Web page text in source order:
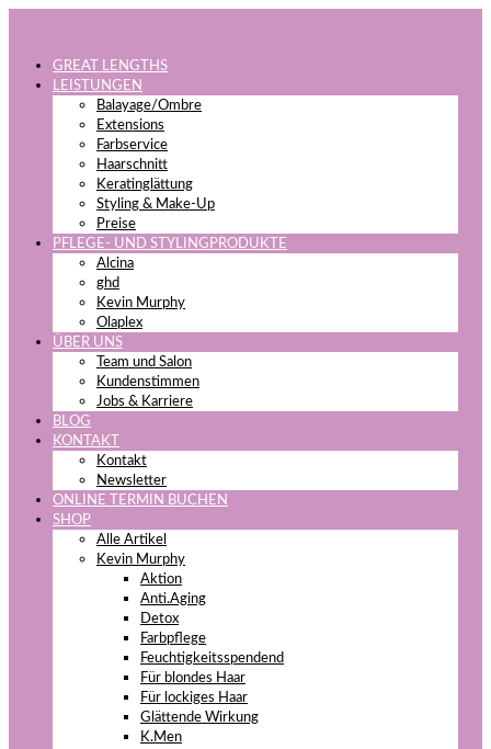
GREAT LENGTHS
LEISTUNGEN
Balayage/Ombre
Extensions
Farbservice
Haarschnitt
Keratinglättung
Styling & Make-Up
Preise
PFLEGE- UND STYLINGPRODUKTE
Alcina
ghd
Kevin Murphy
Olaplex
ÜBER UNS
Team und Salon
Kundenstimmen
Jobs & Karriere
BLOG
KONTAKT
Kontakt
Newsletter
ONLINE TERMIN BUCHEN
SHOP
Alle Artikel
Kevin Murphy
Aktion
Anti.Aging
Detox
Farbpflege
Feuchtigkeitsspendend
Für blondes Haar
Für lockiges Haar
Glättende Wirkung
K.Men